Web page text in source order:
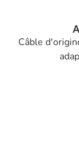
Câble